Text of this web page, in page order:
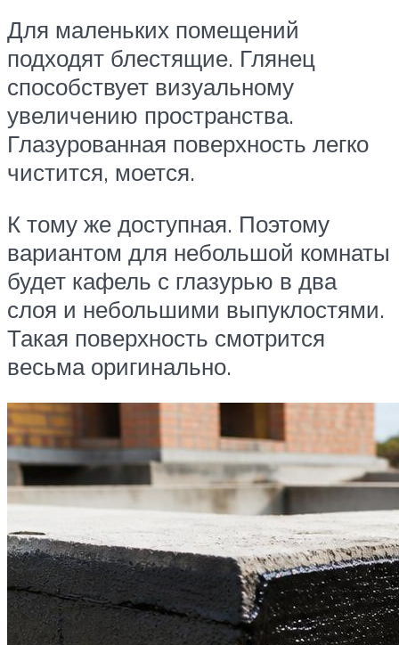
Для маленьких помещений
подходят блестящие. Глянец
способствует визуальному
увеличению пространства.
Глазурованная поверхность легко
чистится, моется.
К тому же доступная. Поэтому
вариантом для небольшой комнаты
будет кафель с глазурью в два
слоя и небольшими выпуклостями.
Такая поверхность смотрится
весьма оригинально.